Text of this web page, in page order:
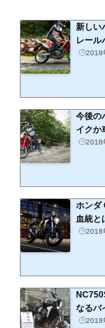
新しい
レール
2018
今後の
イクか
2018
ホンダ
血統と
2018
なるバ
2018